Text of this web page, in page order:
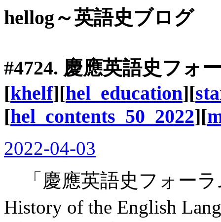
hellog～英語史ブログ
#4724. 慶應英語史フォ
[khelf][hel_education][
[hel_contents_50_2022][
2022-04-03
「慶應英語史フォーラ
History of the English